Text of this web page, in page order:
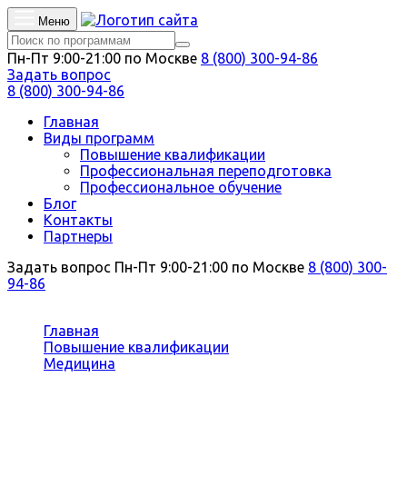
Меню
Пн-Пт 9:00-21:00 по Москве 8 (800) 300-94-86
Задать вопрос
8 (800) 300-94-86
Главная
Виды программ
Повышение квалификации
Профессиональная переподготовка
Профессиональное обучение
Блог
Контакты
Партнеры
Задать вопрос Пн-Пт 9:00-21:00 по Москве 8 (800) 300-
94-86
Главная
Повышение квалификации
Медицина